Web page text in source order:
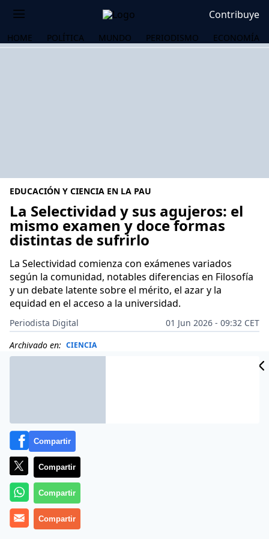
Contribuye
HOME POLÍTICA MUNDO PERIODISMO ECONOMÍA
EDUCACIÓN Y CIENCIA EN LA PAU
La Selectividad y sus agujeros: el
mismo examen y doce formas
distintas de sufrirlo
La Selectividad comienza con exámenes variados
según la comunidad, notables diferencias en Filosofía
y un debate latente sobre el mérito, el azar y la
equidad en el acceso a la universidad.
Periodista Digital
01 Jun 2026 - 09:32 CET
Archivado en: CIENCIA
Compartir
Compartir
Compartir
Compartir